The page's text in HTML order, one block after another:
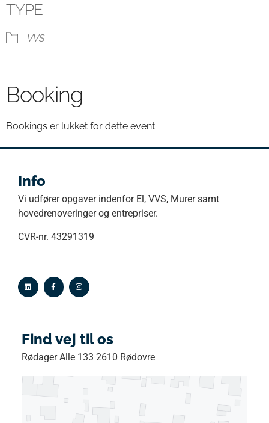
TYPE
VVS
Booking
Bookings er lukket for dette event.
Info
Vi udfører opgaver indenfor El, VVS, Murer samt
hovedrenoveringer og entrepriser.
CVR-nr. 43291319
Find vej til os
Rødager Alle 133 2610 Rødovre